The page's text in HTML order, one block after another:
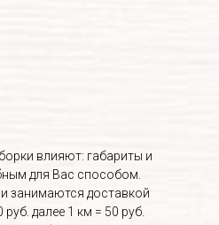
влияют: габариты и
для Вас способом.
занимаются доставкой
далее 1 км = 50 руб.